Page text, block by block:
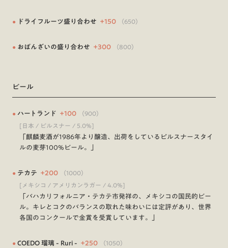
● ドライフルーツ盛り合わせ +150 （650）
● おばんざいの盛り合わせ +300 （800）
ビール
● ハートランド +100 （900）
[日本 / ピルスナー / 5.0%]
「麒麟麦酒が1986年より醸造、出荷をしているピルスナースタイ
ルの麦芽100%ビール。」
● テカテ +200 （1000）
[メキシコ / アメリカンラガー / 4.0%]
「バハカリフォルニア・テカテ市発祥の、メキシコの国民的ビー
ル。キレとコクのバランスの取れた味わいには定評があり、世界
各国のコンクールで金賞を受賞しています。」
● COEDO 瑠璃 - Ruri - +250 （1050）